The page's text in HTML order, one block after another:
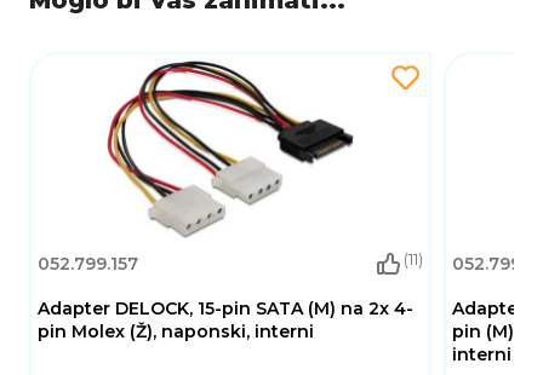
052.799.157 (11)
Adapter DELOCK, 15-pin SATA (M) na 2x 4-
pin Molex (Ž), naponski, interni
Adapter
pin (M)
interni